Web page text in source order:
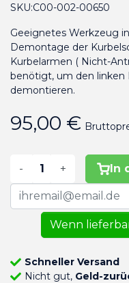
SKU:C00-002-00650
Geeignetes Werkzeug
Demontage der
Kurbelarmen ( Nicht-
benötigt, um den linken
demontieren.
95,00 €
- + In
Wenn
Schneller Versand
Nicht gut, Geld-